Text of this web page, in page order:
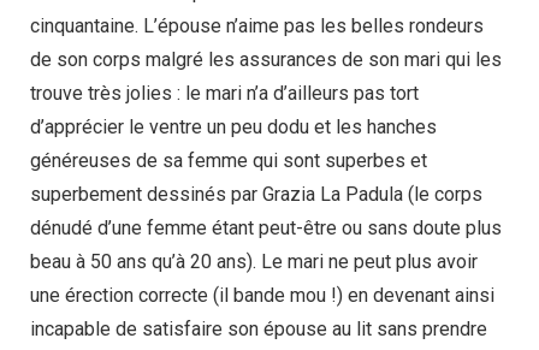
cinquantaine. L’épouse n’aime pas les belles rondeurs
de son corps malgré les assurances de son mari qui les
trouve très jolies : le mari n’a d’ailleurs pas tort
d’apprécier le ventre un peu dodu et les hanches
généreuses de sa femme qui sont superbes et
superbement dessinés par Grazia La Padula (le corps
dénudé d’une femme étant peut-être ou sans doute plus
beau à 50 ans qu’à 20 ans). Le mari ne peut plus avoir
une érection correcte (il bande mou !) en devenant ainsi
incapable de satisfaire son épouse au lit sans prendre